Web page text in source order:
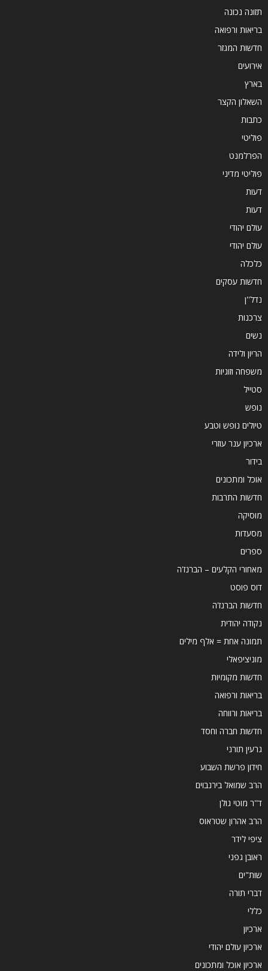
תזונה נכונה
בריאות ורפואה
חדשות המגזר
אירועים
בארץ
השאלון הקצר
כתבות
פוליטי
הפרלמנט
פוליטי מדיני
דעות
דעות
עולם יהודי
עולם יהודי
כלכלה
חדשות עסקים
נדל''ן
צרכנות
נשים
הריון ולידה
משפחה וזוגיות
סטייל
נופש
טיולים נופש וטבע
ארכיון ענר עוזרי
בידור
אוכל ומתכונים
חדשות התרבות
מוסיקה
מסעדות
ספרים
מאחורי הקלעים – הברנז'ה
דוס פוסט
חדשות הברנז'ה
נקודה יהודית
תמונה אחת = אלף מילים
מוניציפאלי
חדשות מקומיות
בריאות ורפואה
בריאות ורווחה
חדשות חברה וחסד
גרעין תורני
חידון פרשת השבוע
הרב שמואל בירנבוים
ד''ר מוטי גולן
הרב אהרון שטראוס
ציפי לידר
ראובן גפני
שות"ים
דברי תורה
כללי
ארכיון
ארכיון עולם יהודי
ארכיון אוכל ומתכונים